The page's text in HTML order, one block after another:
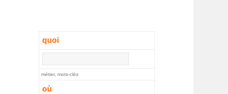
quoi
métier, mots-clés
où